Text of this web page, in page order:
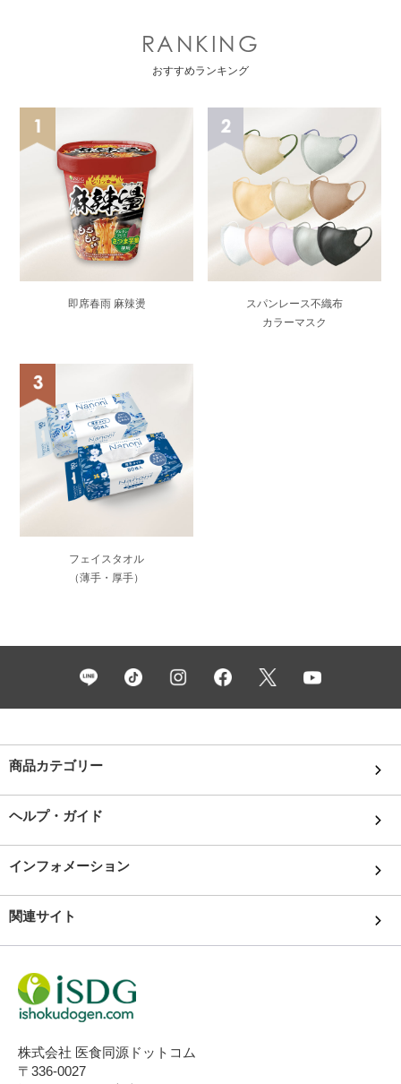
RANKING
おすすめランキング
即席春雨 麻辣燙
スパンレース不織布
カラーマスク
フェイスタオル
（薄手・厚手）
商品カテゴリー
ヘルプ・ガイド
インフォメーション
関連サイト
株式会社 医食同源ドットコム
〒336-0027